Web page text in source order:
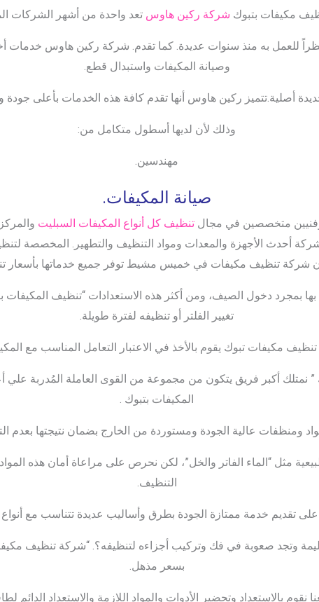
مكيفات بتبوك شركة ركين هاوستعد واحدة من أشهر الشركات
للعمل به منذ سنوات عديدة. كما تقدم. شركة ركين هاوس خدمات
وصيانة المكيفات واستبدال قطع.
أصلية.تتميز ركين هاوس أنها تقدم كافة هذه الخدمات بأعلى
وذلك لأن لديها أسطول متكامل من:
مهندسين.
صيانة المكيفات.
متخصصين في مجال تنظيف كل أنواع المكيفات السبليت
أحدث الأجهزة والمعدات ومواد التنظيف والتطهير. المخصصة
أن شركة تنظيف مكيفات في خميس مشيط توفر جميع خدماتها بأسعار
بمجرد دخول الصيف، ومن أكثر هذه الاستعدادات “تنظيف المكيفات
تغيير الفلتر أو تنظيفه لفترة طويلة.
مكيفات تبوك يقوم بالأخذ في الاعتبار التعامل المناسب مع
نمتلك أكبر فريق يتكون من مجموعة من القوى العاملة المُدربة
المكيفات بتبوك .
ومنظفات عالية الجودة ومستوردة من الخارج بضمان نتيجتها بعدم
مثل “الماء الفاتر والخل”، لكن نحرص على مراعاة أمان هذه
التنظيف.
تقديم خدمة ممتازة الجودة بطرق وأساليب عديدة تتناسب مع أنواع
بسعر مذهل.
نقوم بالاستعداد وتحضير الأدوات والمواد اللازمة والاستعداد الدائم